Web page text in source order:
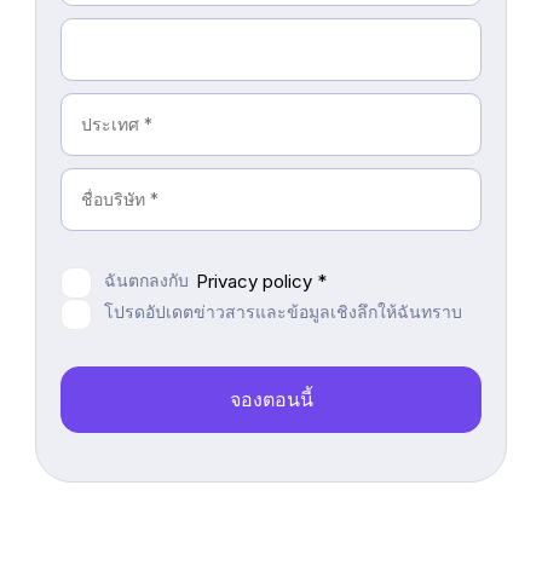
ฉันตกลงกับ Privacy policy *
โปรดอัปเดตข่าวสารและข้อมูลเชิงลึกให้ฉันทราบ